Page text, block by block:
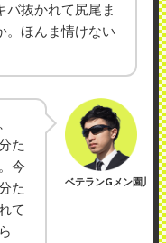
バ抜かれて尻尾ま
。ほんま情けない
た
今
た
て
ベテランGメン園川